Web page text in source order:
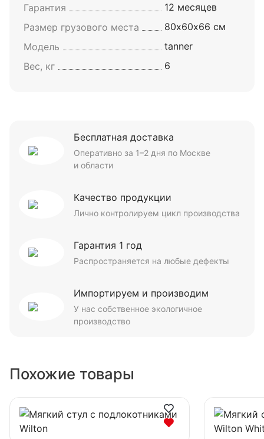
Гарантия
12 месяцев
Размер грузового места
80х60х66 см
Модель
tanner
Вес, кг
6
Бесплатная доставка
Оперативно за 1–2 дня по Москве
и области
Качество продукции
Лично контролируем цикл производства
Гарантия 1 год
Распространяется на любые дефекты
Импортируем и производим
У нас собственное экологичное
производство
Похожие товары